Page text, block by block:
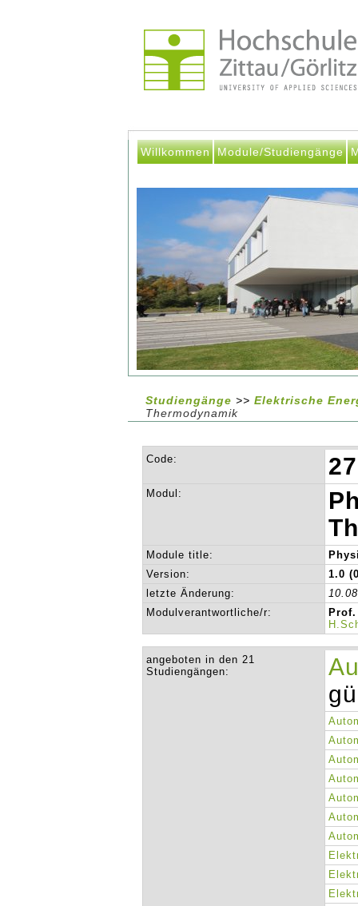
Willkommen Module/Studiengänge
Studiengänge >>Elektrische
Thermodynamik
Code:
Modul:
Module title:
Version:
1.0
letzte Änderung:
Modulverantwortliche/r:
angeboten in den 21
Studiengängen: